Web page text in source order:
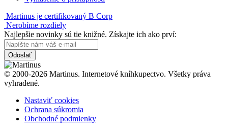
Martinus je certifikovaný B Corp
Nerobíme rozdiely
Najlepšie novinky sú tie knižné. Získajte ich ako prví:
Odoslať
© 2000-2026 Martinus. Internetové kníhkupectvo. Všetky práva
vyhradené.
Nastaviť cookies
Ochrana súkromia
Obchodné podmienky